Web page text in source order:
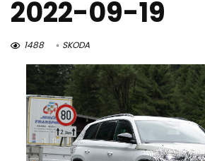
2022-09-19
1488 SKODA